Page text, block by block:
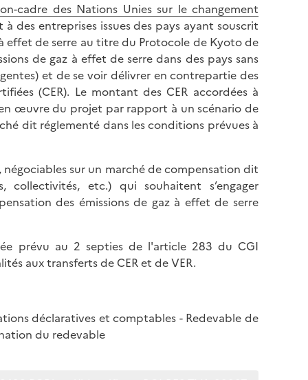
cadre des Nations Unies sur le changement
des entreprises issues des pays ayant souscrit
effet de serre au titre du Protocole de Kyoto de
de gaz à effet de serre dans des pays sans
et de se voir délivrer en contrepartie des
(CER). Le montant des CER accordées à
en œuvre du projet par rapport à un scénario de
dit réglementé dans les conditions prévues à
négociables sur un marché de compensation dit
collectivités, etc.) qui souhaitent s’engager
des émissions de gaz à effet de serre
prévu au 2 septies de l'article 283 du CGI
aux transferts de CER et de VER.
déclaratives et comptables - Redevable de
du redevable